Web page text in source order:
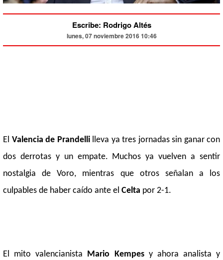
Escribe: Rodrigo Altés
lunes, 07 noviembre 2016 10:46
El Valencia de Prandellilleva ya tres jornadas sin ganar con
dos derrotas y un empate. Muchos ya vuelven a sentir
nostalgia de Voro, mientras que otros señalan a los
culpables de haber caído ante el Celta por 2-1.
El mito valencianista Mario Kempesy ahora analista y